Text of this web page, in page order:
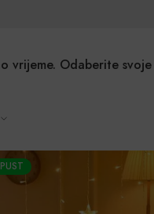
vrijeme. Odaberite